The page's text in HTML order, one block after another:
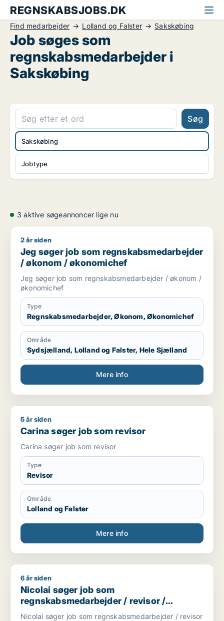
REGNSKABSJOBS.DK
Find medarbejder Lolland og Falster Sakskøbing
Job søges som
regnskabsmedarbejder i
Sakskøbing
Søg
Jobtype
Sakskøbing
3 aktive søgeannoncer lige nu
Jeg søger job som regnskabsmedarbejder / økonom /
2 år siden
Jeg søger job som regnskabsmedarbejder
/ økonom / økonomichef
Jeg søger job som regnskabsmedarbejder / økonom /
økonomichef
Type
Regnskabsmedarbejder, Økonom, Økonomichef
Område
Sydsjælland, Lolland og Falster, Hele Sjælland
Mere info
Carina søger job som revisor
5 år siden
Carina søger job som revisor
Carina søger job som revisor
Type
Revisor
Område
Lolland og Falster
Mere info
Nicolai søger job som regnskabsmedarbejder / revisor /
6 år siden
Nicolai søger job som
regnskabsmedarbejder / revisor /
ejendomsfunktionær / kontorassistent
Nicolai søger job som regnskabsmedarbejder / revisor